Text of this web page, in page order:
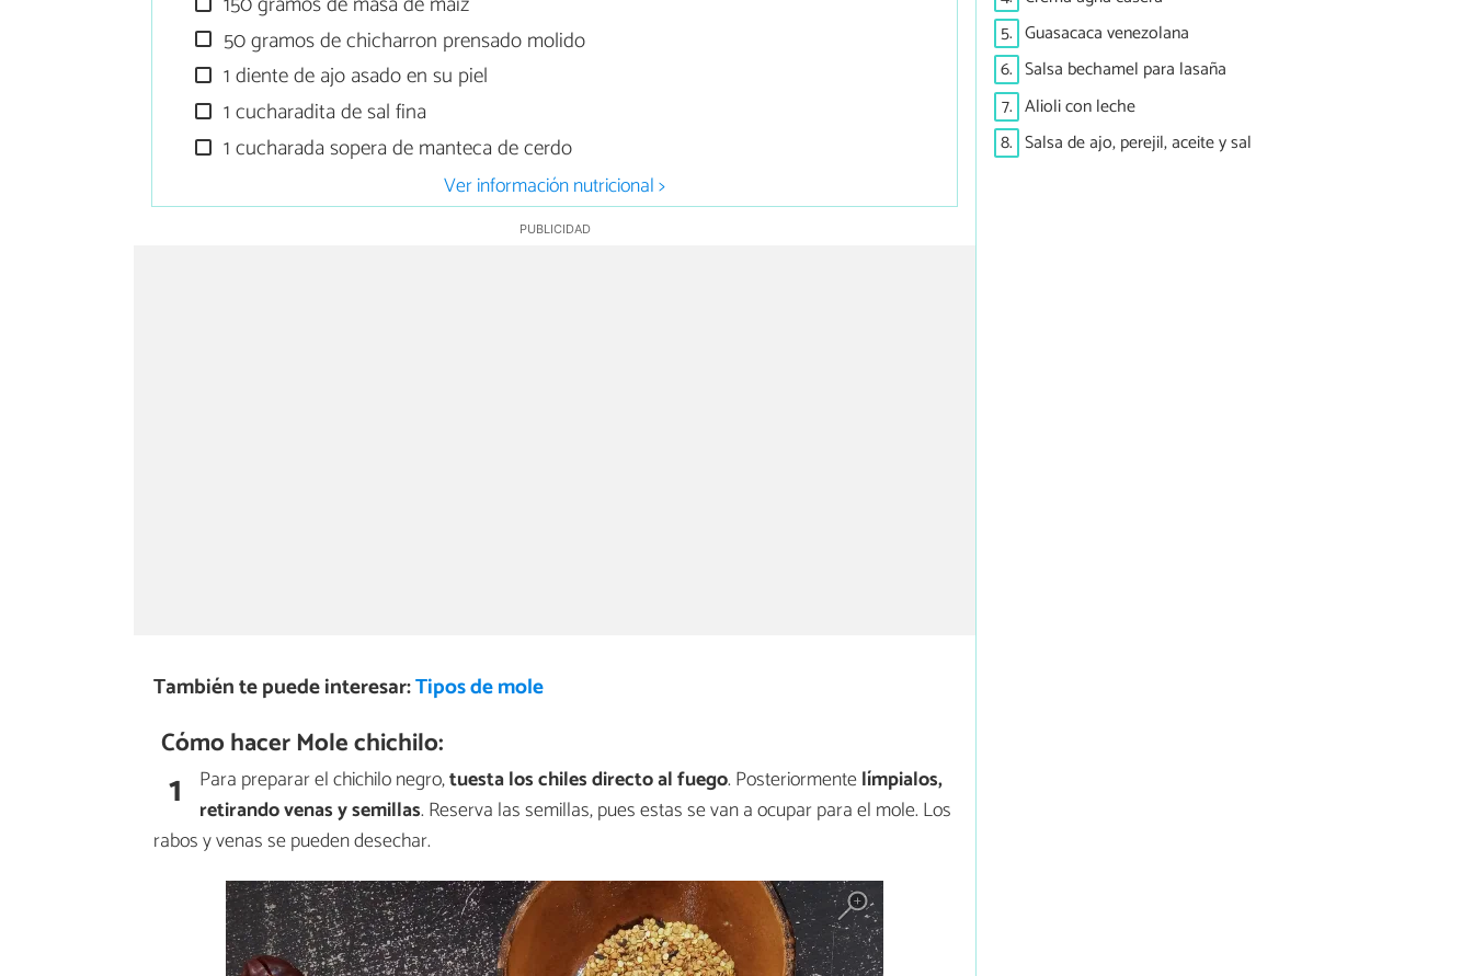
50 gramos de chicharron prensado molido
1 diente de ajo asado en su piel
1 cucharadita de sal fina
1 cucharada sopera de manteca de cerdo
Ver información nutricional >
También te puede interesar:Tipos de mole
Cómo hacer Mole chichilo:
1 Para preparar el chichilo negro,tuesta los chiles directo al fuego. Posteriormentelímpialos,
retirando venas y semillas. Reserva las semillas, pues estas se van a ocupar para el mole. Los
rabos y venas se pueden desechar.
5. Guasacaca venezolana
6. Salsa bechamel para lasaña
7. Alioli con leche
8. Salsa de ajo, perejil, aceite y sal